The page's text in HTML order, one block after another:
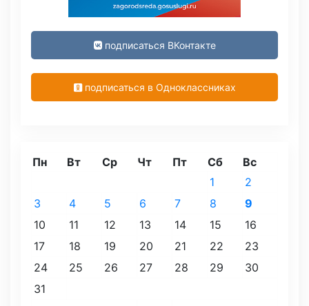
подписаться ВКонтакте
подписаться в Одноклассниках
Пн Вт Ср Чт Пт Сб Вс
1
2
3
4 5 6 7 8
9
10
11 12 13 14 15
16
17
18 19 20 21 22
23
24
25 26 27 28 29
30
31